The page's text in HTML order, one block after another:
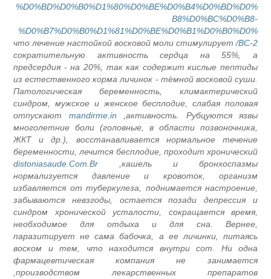
%D0%BD%D0%B0%D1%80%D0%BE%D0%B4%D0%BD%D0%
B8%D0%BC%D0%B8-
%D0%B7%D0%B0%D1%81%D0%BE%D0%B1%D0%B0%D0%
BC-2/
что лечение настойкой восковой моли стимулирует
сократительную активность сердца на 55%, а
предсердия - на 20%, так как содержит кислые пептиды
из естественного корма личинок - тёмной восковой суши.
Патологическая беременность, климактерический
синдром, мужское и женское бесплодие, слабая половая
активность. Рубцуются язвы,
mandirme.in
отпускают
многолетние боли (головные, в области позвоночника,
ЖКТ и др.), восстанавливается нормальное течение
беременности, лечится бесплодие, проходит хронический
кашель и бронхоспазмы,
distoniasaude.Com.Br
нормализуется давление и кровоток, организм
избавляется от туберкулеза, поднимается настроение,
забываются невзгоды, остается позади депрессия и
синдром хронической усталости, сокращается время,
необходимое для отдыха и для сна. Вернее,
паразитирует не сама бабочка, а ее личинки, питаясь
воском и тем, что находится внутри сот. Ни одна
фармацевтическая компания не занимается
производством лекарственных препаратов,